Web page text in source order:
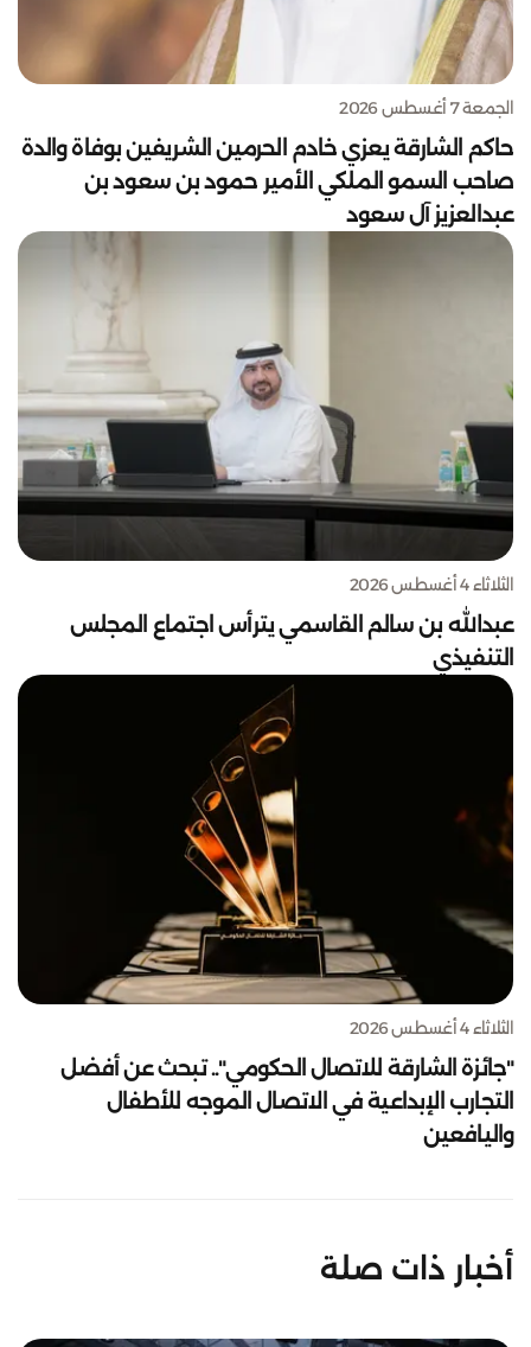
الجمعة 7 أغسطس 2026
حاكم الشارقة يعزي خادم الحرمين الشريفين بوفاة والدة
صاحب السمو الملكي الأمير حمود بن سعود بن
عبدالعزيز آل سعود
الثلاثاء 4 أغسطس 2026
عبدالله بن سالم القاسمي يترأس اجتماع المجلس
التنفيذي
الثلاثاء 4 أغسطس 2026
"جائزة الشارقة للاتصال الحكومي".. تبحث عن أفضل
التجارب الإبداعية في الاتصال الموجه للأطفال
واليافعين
أخبار ذات صلة